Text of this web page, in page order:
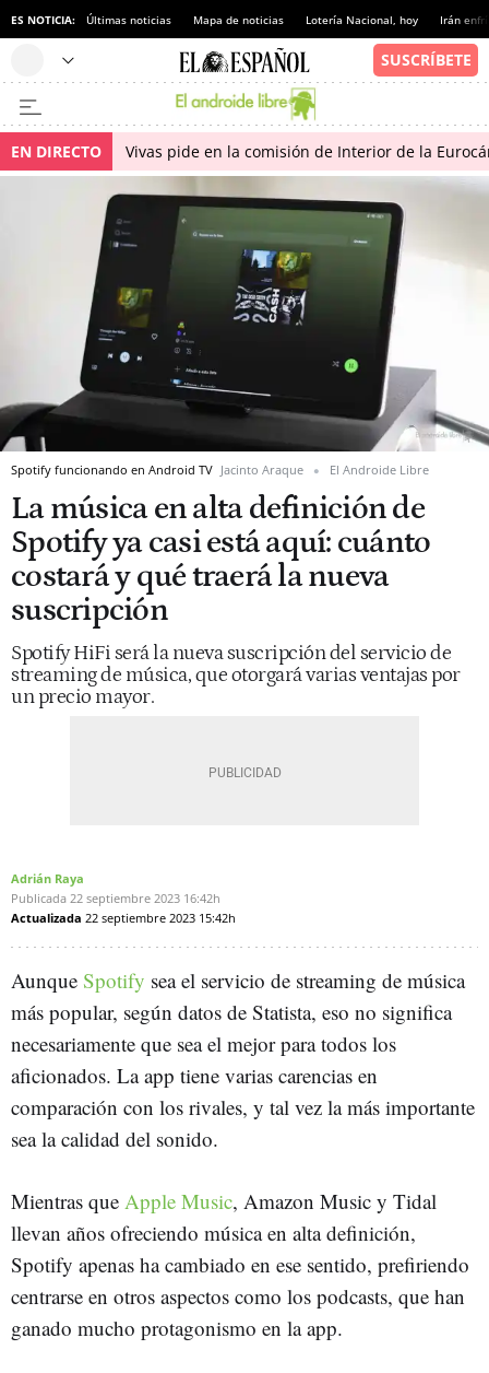
ES NOTICIA: Últimas noticias Mapa de noticias Lotería Nacional, hoy Irán
EN DIRECTO Vivas pide en la comisión de Interior de la
Spotify funcionando en Android TV Jacinto Araque El Androide Libre
La música en alta definición de
Spotify ya casi está aquí: cuánto
costará y qué traerá la nueva
suscripción
Spotify HiFi será la nueva suscripción del servicio de
streaming de música, que otorgará varias ventajas por
un precio mayor.
Adrián Raya
Publicada 22 septiembre 2023 16:42h
Actualizada 22 septiembre 2023 15:42h
Aunque Spotify sea el servicio de streaming de música
más popular, según datos de Statista, eso no significa
necesariamente que sea el mejor para todos los
aficionados. La app tiene varias carencias en
comparación con los rivales, y tal vez la más importante
sea la calidad del sonido.
Mientras que Apple Music, Amazon Music y Tidal
llevan años ofreciendo música en alta definición,
Spotify apenas ha cambiado en ese sentido, prefiriendo
centrarse en otros aspectos como los podcasts, que han
ganado mucho protagonismo en la app.